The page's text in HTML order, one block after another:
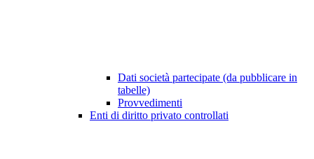
Dati società partecipate (da pubblicare in
tabelle)
Provvedimenti
Enti di diritto privato controllati